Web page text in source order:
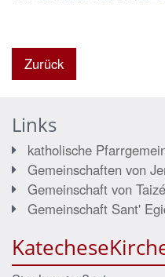
Zurück
Links
katholische
Gemeinschaften von
Gemeinschaft von Taizé
Gemeinschaft Sant'